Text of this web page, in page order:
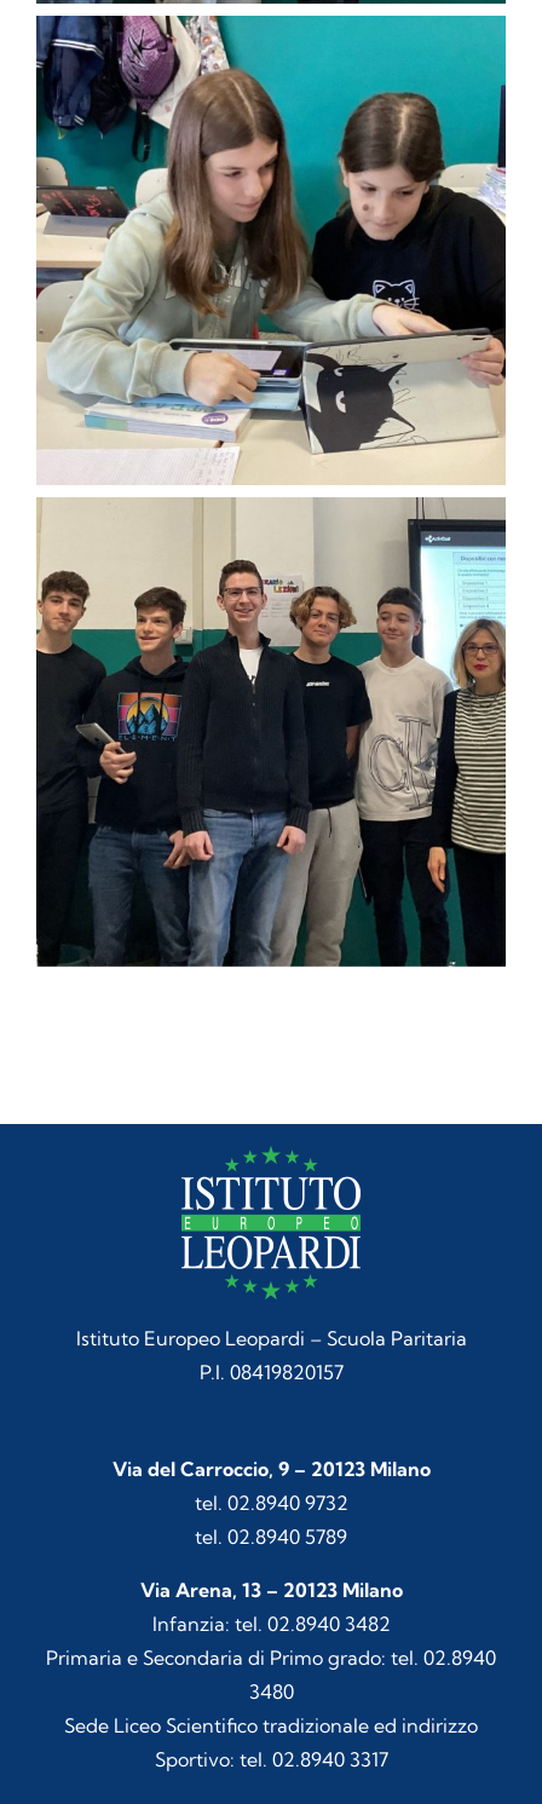
Istituto Europeo Leopardi – Scuola Paritaria
P.I. 08419820157
Via del Carroccio, 9 – 20123 Milano
tel. 02.8940 9732
tel. 02.8940 5789
Via Arena, 13 – 20123 Milano
Infanzia: tel. 02.8940 3482
Primaria e Secondaria di Primo grado: tel. 02.8940
3480
Sede Liceo Scientifico tradizionale ed indirizzo
Sportivo: tel. 02.8940 3317